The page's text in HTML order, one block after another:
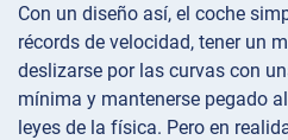
Con un diseño así, el coche
récords de velocidad, tener un
deslizarse por las curvas con
mínima y mantenerse pegado
leyes de la física. Pero en